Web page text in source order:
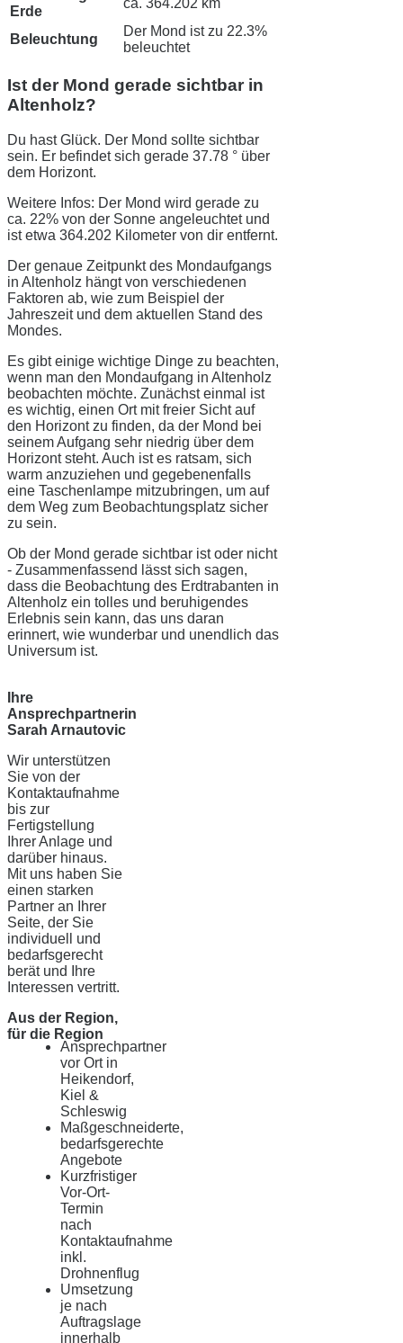
Erde
ca. 364.202 km
Beleuchtung
Der Mond ist zu 22.3%
beleuchtet
Ist der Mond gerade sichtbar in
Altenholz?
Du hast Glück. Der Mond sollte sichtbar
sein. Er befindet sich gerade 37.78 ° über
dem Horizont.
Weitere Infos: Der Mond wird gerade zu
ca. 22% von der Sonne angeleuchtet und
ist etwa 364.202 Kilometer von dir entfernt.
Der genaue Zeitpunkt des Mondaufgangs
in Altenholz hängt von verschiedenen
Faktoren ab, wie zum Beispiel der
Jahreszeit und dem aktuellen Stand des
Mondes.
Es gibt einige wichtige Dinge zu beachten,
wenn man den Mondaufgang in Altenholz
beobachten möchte. Zunächst einmal ist
es wichtig, einen Ort mit freier Sicht auf
den Horizont zu finden, da der Mond bei
seinem Aufgang sehr niedrig über dem
Horizont steht. Auch ist es ratsam, sich
warm anzuziehen und gegebenenfalls
eine Taschenlampe mitzubringen, um auf
dem Weg zum Beobachtungsplatz sicher
zu sein.
Ob der Mond gerade sichtbar ist oder nicht
- Zusammenfassend lässt sich sagen,
dass die Beobachtung des Erdtrabanten in
Altenholz ein tolles und beruhigendes
Erlebnis sein kann, das uns daran
erinnert, wie wunderbar und unendlich das
Universum ist.
Ihre
Ansprechpartnerin
Sarah Arnautovic
Wir unterstützen
Sie von der
Kontaktaufnahme
bis zur
Fertigstellung
Ihrer Anlage und
darüber hinaus.
Mit uns haben Sie
einen starken
Partner an Ihrer
Seite, der Sie
individuell und
bedarfsgerecht
berät und Ihre
Interessen vertritt.
Aus der Region,
für die Region
Ansprechpartner
vor Ort in
Heikendorf,
Kiel &
Schleswig
Maßgeschneiderte,
bedarfsgerechte
Angebote
Kurzfristiger
Vor-Ort-
Termin
nach
Kontaktaufnahme
inkl.
Drohnenflug
Umsetzung
je nach
Auftragslage
innerhalb